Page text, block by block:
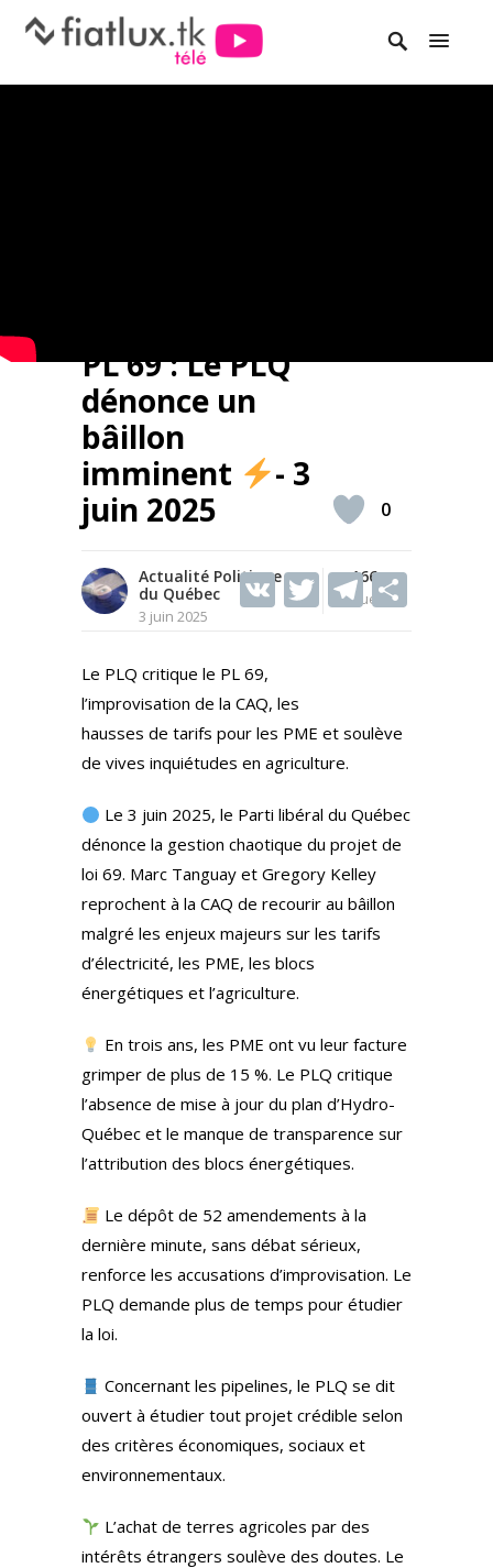
PL 69 : Le PLQ
dénonce un
bâillon
imminent
- 3
juin 2025
Actualité Politique
du Québec
3 juin 2025
166
Vues
V T T
a
0
Le PLQ critique le PL 69,
l’improvisation de la CAQ, les
hausses de tarifs pour les PME et soulève
de vives inquiétudes en agriculture.
Le 3 juin 2025, le Parti libéral du Québec
dénonce la gestion chaotique du projet de
loi 69. Marc Tanguay et Gregory Kelley
reprochent à la CAQ de recourir au bâillon
malgré les enjeux majeurs sur les tarifs
d’électricité, les PME, les blocs
énergétiques et l’agriculture.
En trois ans, les PME ont vu leur facture
grimper de plus de 15 %. Le PLQ critique
l’absence de mise à jour du plan d’Hydro-
Québec et le manque de transparence sur
l’attribution des blocs énergétiques.
Le dépôt de 52 amendements à la
dernière minute, sans débat sérieux,
renforce les accusations d’improvisation. Le
PLQ demande plus de temps pour étudier
la loi.
Concernant les pipelines, le PLQ se dit
ouvert à étudier tout projet crédible selon
des critères économiques, sociaux et
environnementaux.
L’achat de terres agricoles par des
intérêts étrangers soulève des doutes. Le